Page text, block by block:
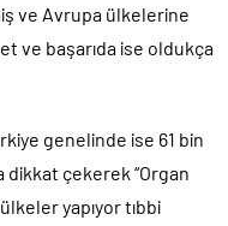
ve Avrupa ülkelerine
ve başarıda ise oldukça
genelinde ise 61 bin
dikkat çekerek “Organ
yapıyor tıbbi